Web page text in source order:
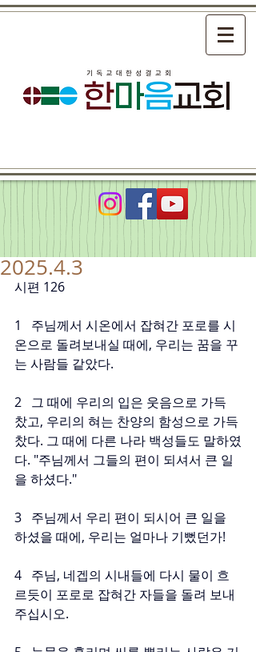
2025.4.3
시편 126
1   주님께서 시온에서 잡혀간 포로를 시
온으로 돌려보내실 때에, 우리는 꿈을 꾸
는 사람들 같았다.
2   그 때에 우리의 입은 웃음으로 가득
찼고, 우리의 혀는 찬양의 함성으로 가득
찼다. 그 때에 다른 나라 백성들도 말하였
다. "주님께서 그들의 편이 되셔서 큰 일
을 하셨다."
3   주님께서 우리 편이 되시어 큰 일을
하셨을 때에, 우리는 얼마나 기뻤던가!
4   주님, 네겝의 시내들에 다시 물이 흐
르듯이 포로로 잡혀간 자들을 돌려 보내
주십시오.